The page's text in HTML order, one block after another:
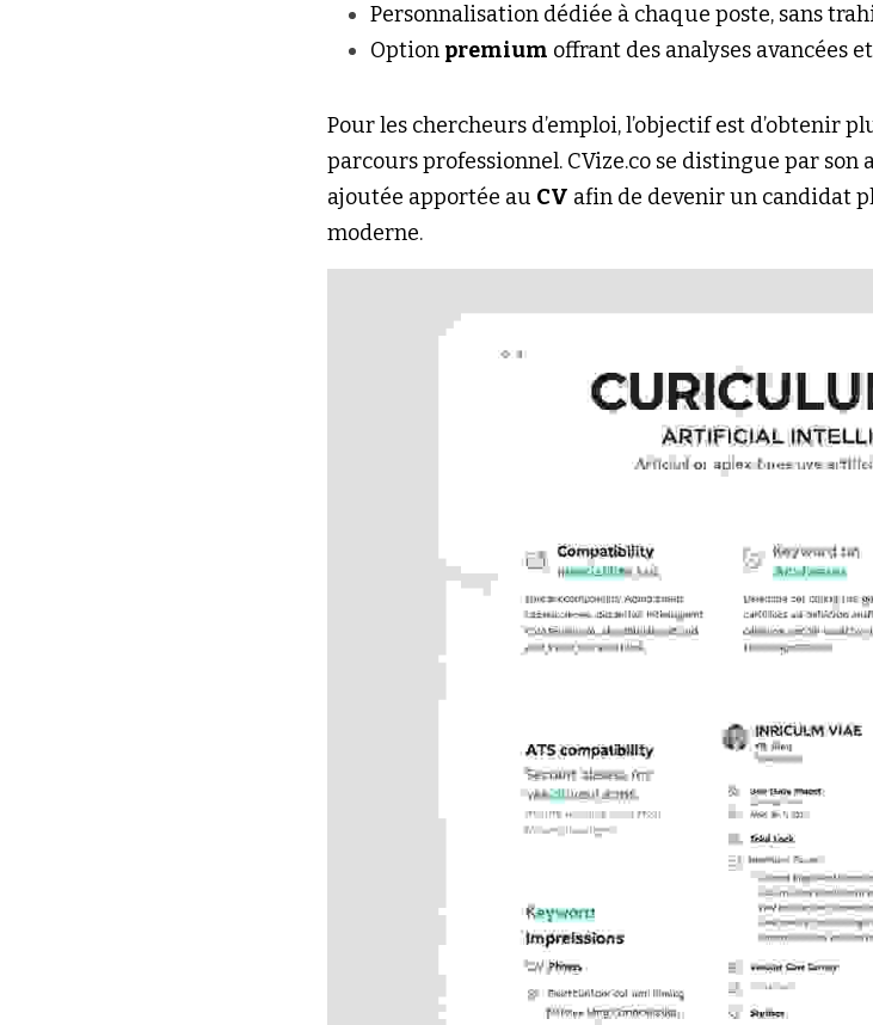
Personnalisation dédiée à chaque poste, sans
Option premium offrant des analyses avancées
Pour les chercheurs d’emploi, l’objectif est d’obtenir
parcours professionnel. CVize.co se distingue par son
ajoutée apportée au CV afin de devenir un candidat
moderne.